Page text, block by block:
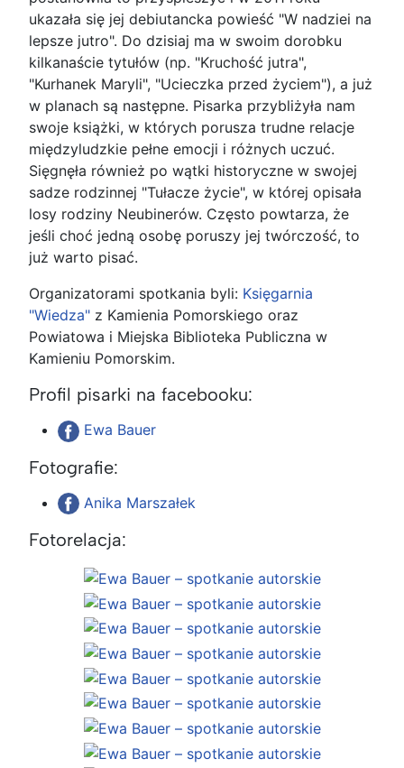
ukazała się jej debiutancka powieść "W nadziei na
lepsze jutro". Do dzisiaj ma w swoim dorobku
kilkanaście tytułów (np. "Kruchość jutra",
"Kurhanek Maryli", "Ucieczka przed życiem"), a już
w planach są następne. Pisarka przybliżyła nam
swoje książki, w których porusza trudne relacje
międzyludzkie pełne emocji i różnych uczuć.
Sięgnęła również po wątki historyczne w swojej
sadze rodzinnej "Tułacze życie", w której opisała
losy rodziny Neubinerów. Często powtarza, że
jeśli choć jedną osobę poruszy jej twórczość, to
już warto pisać.
Organizatorami spotkania byli: Księgarnia
"Wiedza" z Kamienia Pomorskiego oraz
Powiatowa i Miejska Biblioteka Publiczna w
Kamieniu Pomorskim.
Profil pisarki na facebooku:
Ewa Bauer
Fotografie:
Anika Marszałek
Fotorelacja: